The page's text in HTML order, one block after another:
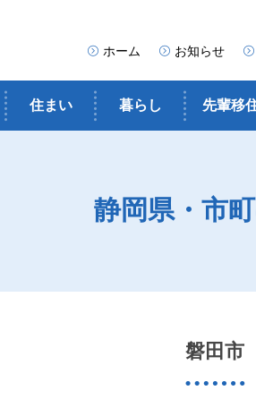
ホーム お知らせ
住まい 暮らし 先輩移
静岡県・市
磐田市